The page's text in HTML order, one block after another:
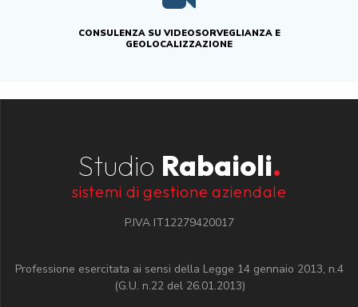
CONSULENZA SU VIDEOSORVEGLIANZA E
GEOLOCALIZZAZIONE
Studio Rabaioli.
sistemi di gestione aziendale
P.IVA IT12279420017
Professione esercitata ai sensi della Legge 14 gennaio 2013, n.4
(G.U. n.22 del 26.01.2013)